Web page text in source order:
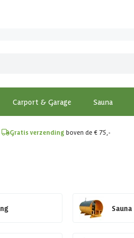
Carport & Garage Sauna
Gratis verzending boven de € 75,-
Sauna